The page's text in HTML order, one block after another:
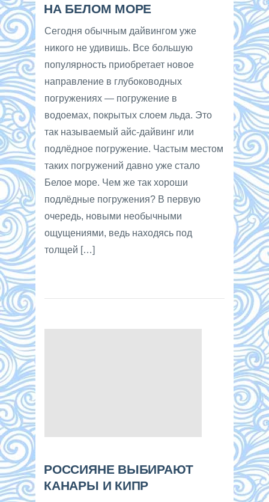
НА БЕЛОМ МОРЕ
Сегодня обычным дайвингом уже
никого не удивишь. Все большую
популярность приобретает новое
направление в глубоководных
погружениях — погружение в
водоемах, покрытых слоем льда. Это
так называемый айс-дайвинг или
подлёдное погружение. Частым местом
таких погружений давно уже стало
Белое море. Чем же так хороши
подлёдные погружения? В первую
очередь, новыми необычными
ощущениями, ведь находясь под
толщей […]
РОССИЯНЕ ВЫБИРАЮТ
КАНАРЫ И КИПР